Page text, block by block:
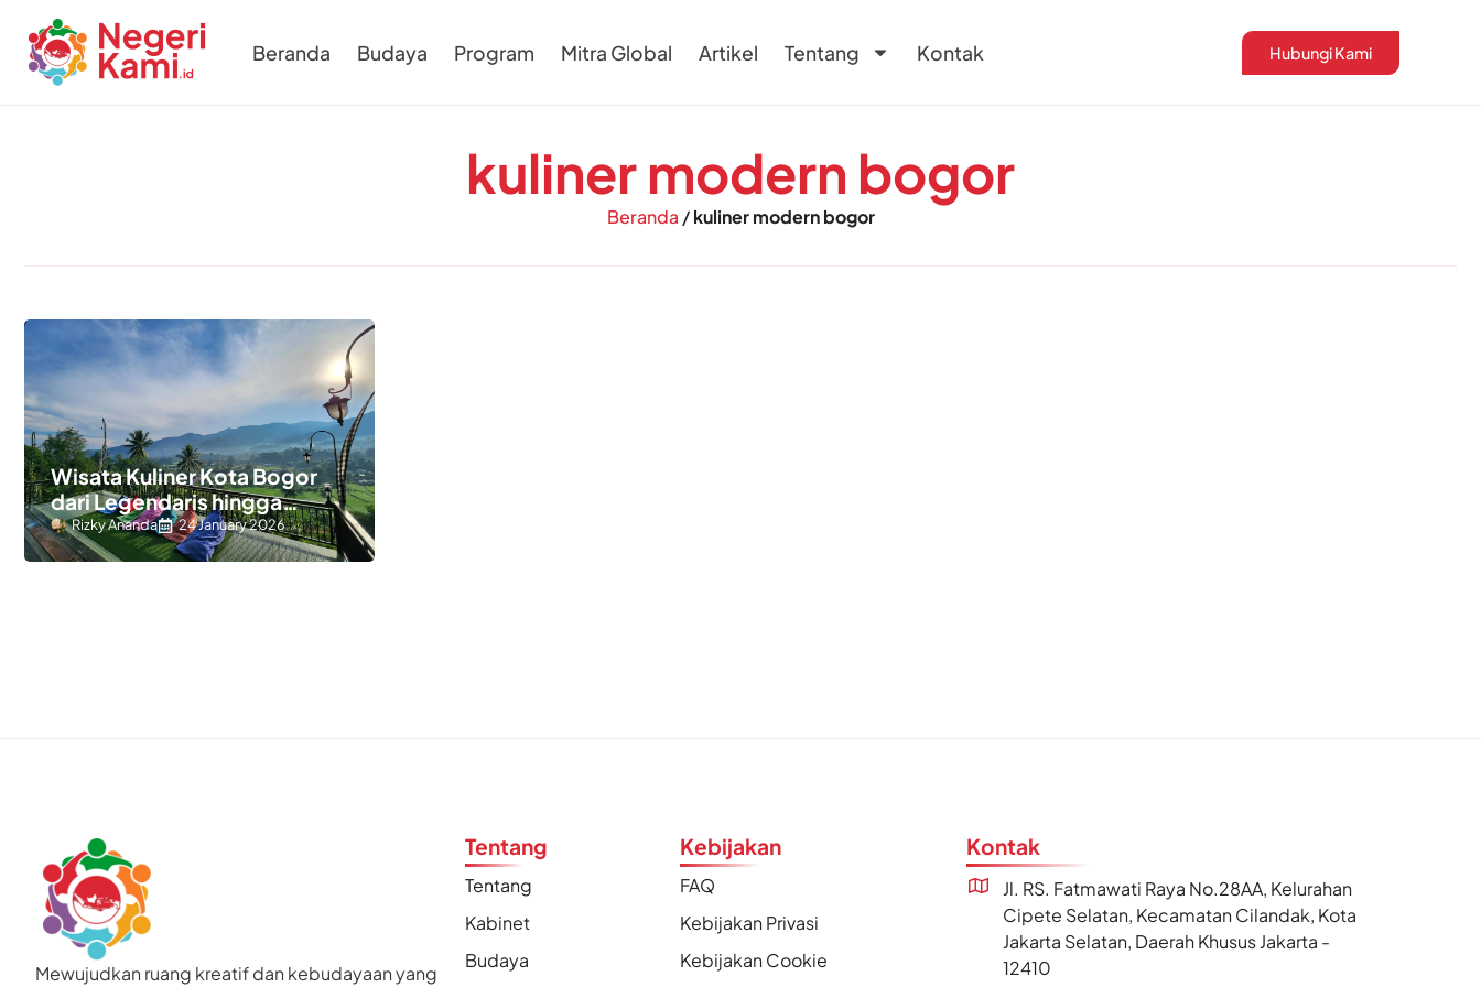
Beranda Budaya Program Mitra Global Artikel Tentang Kontak Hubungi Kami
kuliner modern bogor
Beranda /kuliner modern bogor
Wisata Kuliner Kota Bogor
dari Legendaris hingga
Kekinian
Rizky Ananda 24 January 2026
Mewujudkan ruang kreatif dan kebudayaan yang
Tentang
Tentang
Kabinet
Budaya
Kebijakan
FAQ
Kebijakan Privasi
Kebijakan Cookie
Kontak
Jl. RS. Fatmawati Raya No.28AA, Kelurahan
Cipete Selatan, Kecamatan Cilandak, Kota
Jakarta Selatan, Daerah Khusus Jakarta -
12410